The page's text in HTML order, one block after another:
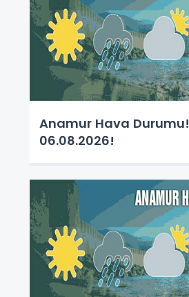
Anamur Hava Durumu!
06.08.2026!